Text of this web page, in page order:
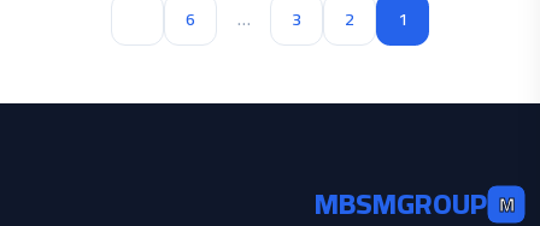
1
2
3
…
6
M
MBSMGROUP